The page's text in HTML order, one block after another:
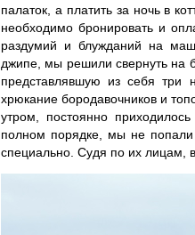
палаток, а платить за ночь в
необходимо бронировать и
раздумий и блужданий на
джипе, мы решили свернуть на
представлявшую из себя три
хрюкание бородавочников и
утром, постоянно
полном порядке, мы не
специально. Судя по их лицам,